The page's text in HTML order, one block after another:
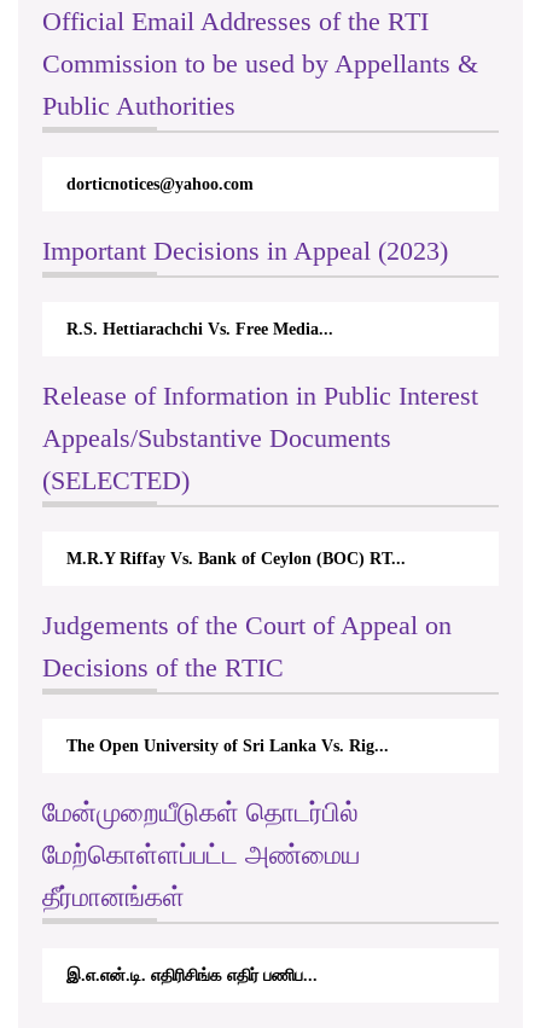
Official Email Addresses of the RTI
Commission to be used by Appellants &
Public Authorities
dorticnotices@yahoo.com
Important Decisions in Appeal (2023)
R.S. Hettiarachchi Vs. Free Media...
Release of Information in Public Interest
Appeals/Substantive Documents
(SELECTED)
M.R.Y Riffay Vs. Bank of Ceylon (BOC) RT...
Judgements of the Court of Appeal on
Decisions of the RTIC
The Open University of Sri Lanka Vs. Rig...
மேன்முறையீடுகள் தொடர்பில்
மேற்கொள்ளப்பட்ட அண்மைய
தீர்மானங்கள்
இ.எ.என்.டி. எதிரிசிங்க எதிர் பணிப...